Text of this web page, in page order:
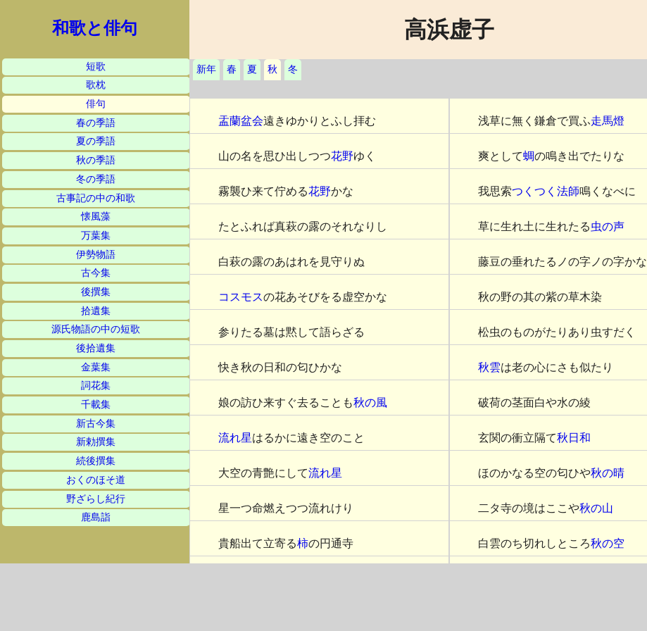
和歌と俳句
短歌
歌枕
俳句
春の季語
夏の季語
秋の季語
冬の季語
古事記の中の和歌
懐風藻
万葉集
伊勢物語
古今集
後撰集
拾遺集
源氏物語の中の短歌
後拾遺集
金葉集
詞花集
千載集
新古今集
新勅撰集
続後撰集
おくのほそ道
野ざらし紀行
鹿島詣
高浜虚子
新年 春 夏 秋
冬
盂蘭盆会遠きゆかりとふし拝む
山の名を思ひ出しつつ花野ゆく
霧襲ひ来て佇める花野かな
たとふれば真萩の露のそれなりし
白萩の露のあはれを見守りぬ
コスモスの花あそびをる虚空かな
参りたる墓は黙して語らざる
快き秋の日和の匂ひかな
娘の訪ひ来すぐ去ることも秋の風
流れ星はるかに遠き空のこと
大空の青艶にして流れ星
星一つ命燃えつつ流れけり
貴船出て立寄る柿の円通寺
浅草に無く鎌倉で買ふ走馬燈
爽として蜩の鳴き出でたりな
我思索つくつく法師鳴くなべに
草に生れ土に生れたる虫の声
藤豆の垂れたるノの字ノの字かな
秋の野の其の紫の草木染
松虫のものがたりあり虫すだく
秋雲は老の心にさも似たり
破荷の茎面白や水の綾
玄関の衝立隔て秋日和
ほのかなる空の匂ひや秋の晴
二タ寺の境はここや秋の山
白雲のち切れしところ秋の空